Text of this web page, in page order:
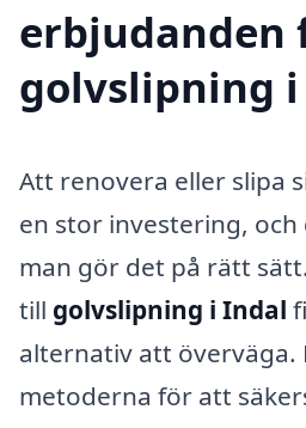
erbjudanden
golvslipning
Att renovera eller slipa
en stor investering,
man gör det på rätt
till golvslipning i Indal
alternativ att överväga.
metoderna för att